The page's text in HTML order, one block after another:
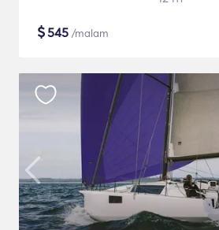
$545 /malam